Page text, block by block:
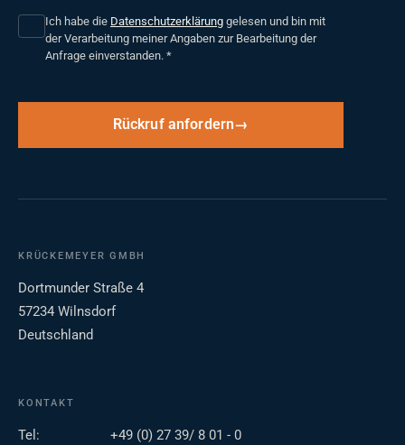
Ich habe die Datenschutzerklärung gelesen und bin mit
der Verarbeitung meiner Angaben zur Bearbeitung der
Anfrage einverstanden. *
Rückruf anfordern
KRÜCKEMEYER GMBH
Dortmunder Straße 4
57234 Wilnsdorf
Deutschland
KONTAKT
Tel:
+49 (0) 27 39/ 8 01 - 0